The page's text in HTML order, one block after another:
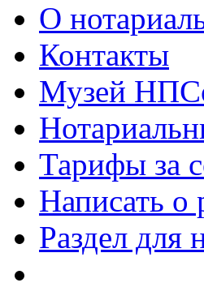
О
Контакты
Музей
Тарифы за
Написать о
Раздел для